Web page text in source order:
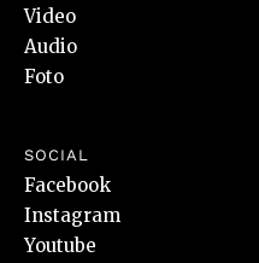
Video
Audio
Foto
SOCIAL
Facebook
Instagram
Youtube